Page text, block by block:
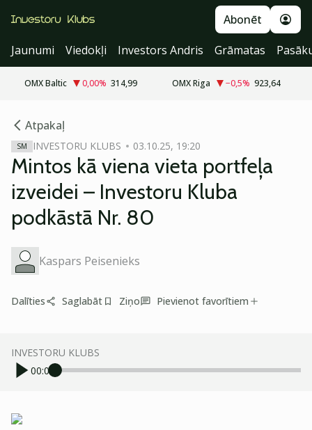
Abonēt
Jaunumi
Viedokļi Investors Andris Grāmatas
OMX Baltic 0,00% 314,99 OMX Riga −0,5% 923,64
Atpakaļ
SM INVESTORU KLUBS 03.10.25, 19:20
Mintos kā viena vieta portfeļa
izveidei – Investoru Kluba
podkāstā Nr. 80
Kaspars Peisenieks
Dalīties Saglabāt Ziņo Pievienot favorītiem
INVESTORU KLUBS
00:00